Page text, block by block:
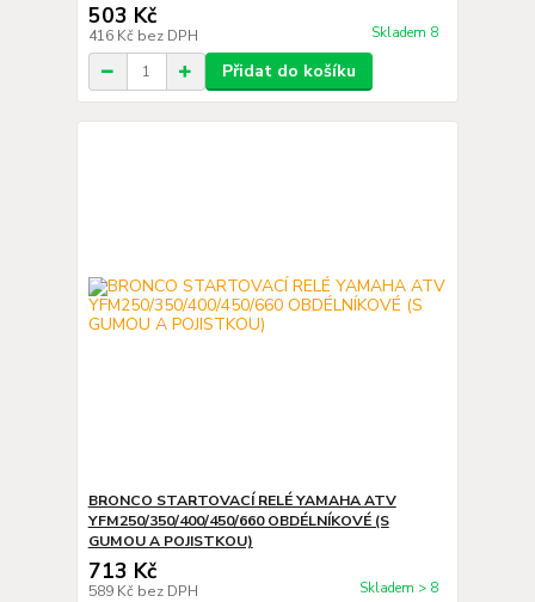
503 Kč
416 Kč bez DPH Skladem 8
Přidat do košíku
BRONCO STARTOVACÍ RELÉ YAMAHA ATV
YFM250/350/400/450/660 OBDÉLNÍKOVÉ (S
GUMOU A POJISTKOU)
713 Kč
589 Kč bez DPH Skladem > 8